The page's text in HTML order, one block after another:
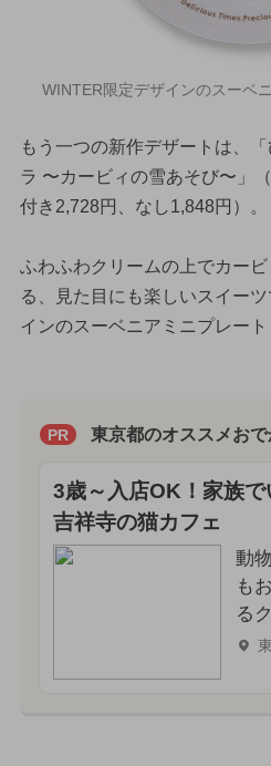
WINTER限定デザインのスーベ
もう一つの新作デザートは、
ラ 〜カービィの雪あそび〜」
付き2,728円、なし1,848円）。
ふわふわクリームの上でカー
る、見た目にも楽しいスイー
インのスーベニアミニプレート
PR 東京都のオススメお
3歳～入店OK！家族
吉祥寺の猫カフェ
動
も
る